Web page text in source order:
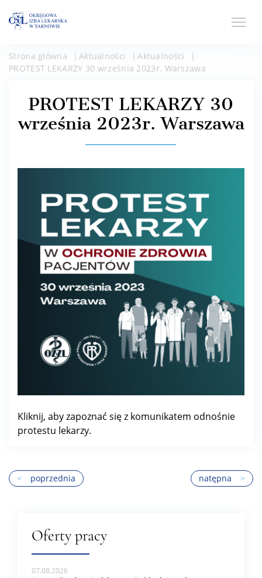
Strona główna Aktualności
Aktualności
PROTEST LEKARZY 30 września 2023r. Warszawa
PROTEST LEKARZY 30
września 2023r. Warszawa
Kliknij, aby zapoznać się z komunikatem odnośnie
protestu lekarzy.
< poprzednia natępna >
Oferty pracy
07.08.2026